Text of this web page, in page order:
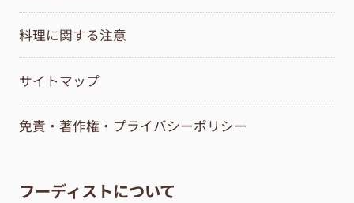
料理に関する注意
サイトマップ
免責・著作権・プライバシーポリシー
フーディストについて